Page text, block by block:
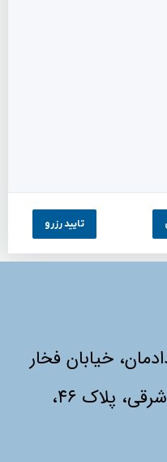
تایید رزرو
خیابان فخار
مقدم، نبش بوستان یکم شرقی، پلاک ۴۶،